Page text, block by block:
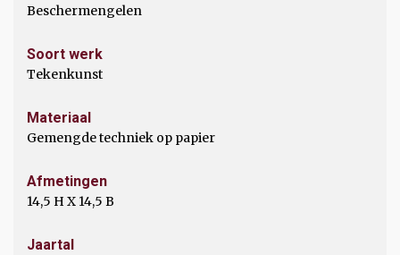
Beschermengelen
Soort werk
Tekenkunst
Materiaal
Gemengde techniek op papier
Afmetingen
14,5 H X 14,5 B
Jaartal